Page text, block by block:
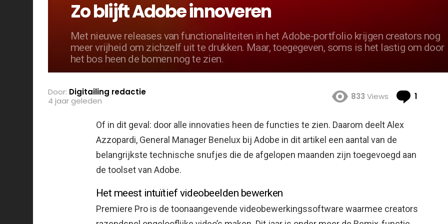
Zo blijft Adobe innoveren
Met nieuwe releases van functionaliteiten in het Adobe-portfolio krijgen creators nog
meer vrijheid om zichzelf uit te drukken. Maar, toegegeven, soms is het lastig om door
het bos heen de bomen nog te zien.
Door: Digitailing redactie
4 jaar geleden
833 Views 1
Of in dit geval: door alle innovaties heen de functies te zien. Daarom deelt Alex
Azzopardi, General Manager Benelux bij Adobe in dit artikel een aantal van de
belangrijkste technische snufjes die de afgelopen maanden zijn toegevoegd aan
de toolset van Adobe.
Het meest intuïtief videobeelden bewerken
Premiere Pro is de toonaangevende videobewerkingssoftware waarmee creators